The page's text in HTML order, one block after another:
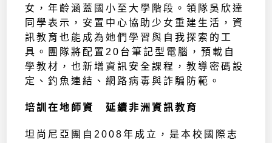
女，年齡涵蓋國小至大學階段。領隊吳欣達
同學表示，安置中心協助少女重建生活，資
訊教育也能成為她們學習與自我探索的工
具。團隊將配置20台筆記型電腦，預載自
學教材，也新增資訊安全課程，教導密碼設
定、釣魚連結、網路病毒與詐騙防範。
培訓在地師資 延續非洲資訊教育
坦尚尼亞團自2008年成立，是本校國際志